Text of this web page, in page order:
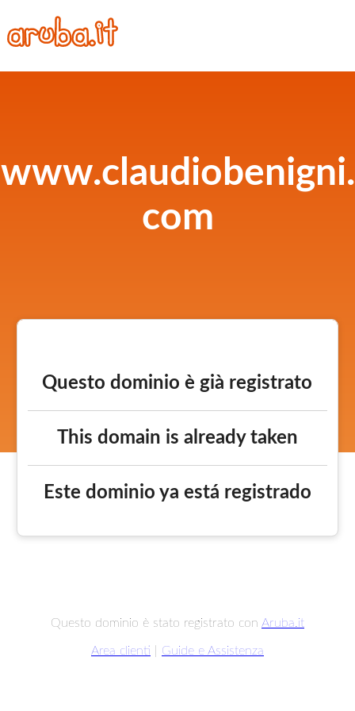
www.claudiobenigni.
com
Questo dominio è già registrato
This domain is already taken
Este dominio ya está registrado
Questo dominio è stato registrato con Aruba.it
Area clienti Guide e Assistenza